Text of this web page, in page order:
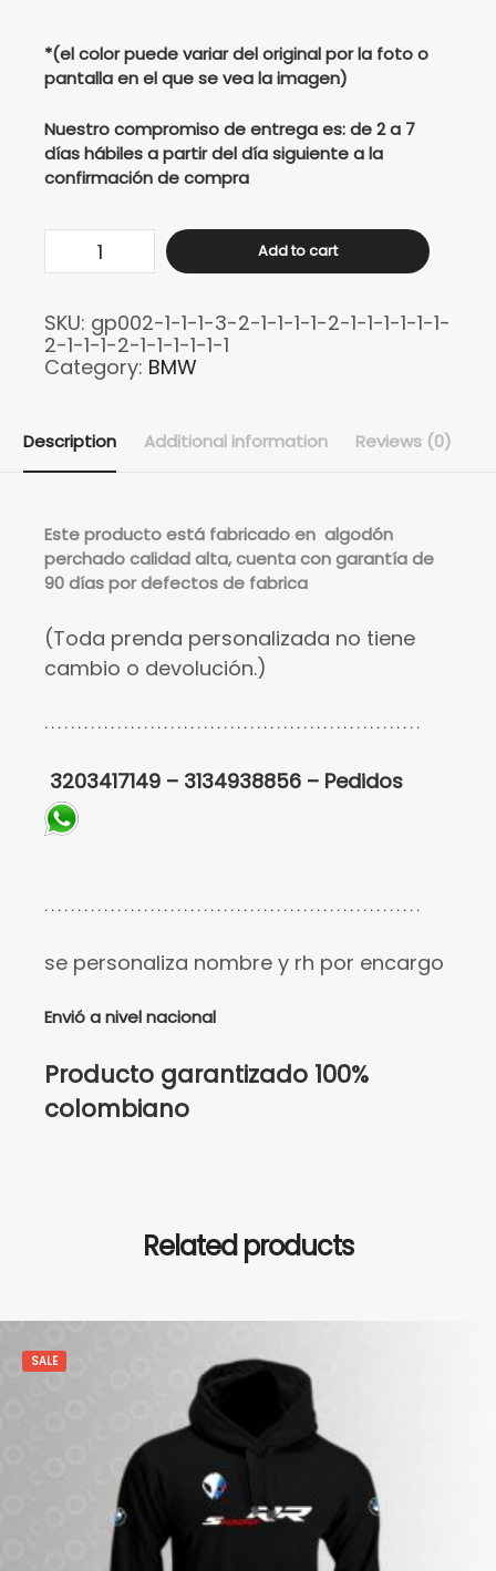
*(el color puede variar del original por la foto o
pantalla en el que se vea la imagen)
Nuestro compromiso de entrega es: de 2 a 7
días hábiles a partir del día siguiente a la
confirmación de compra
BMW
reflectivo
quantity
Add to cart
SKU: gp002-1-1-1-3-2-1-1-1-1-2-1-1-1-1-1-1-
2-1-1-1-2-1-1-1-1-1-1
Category: BMW
Description Additional information Reviews (0)
Esteproducto está fabricado en algodón
perchado calidad alta, cuenta con garantía de
90 días por defectos de fabrica
(Toda prenda personalizada no tiene
cambio o devolución.)
. . . . . . . . . . . . . . . . . . . . . . . . . . . . . . . . . . . . . . . . . . . . . . . . . . . . . . . . .
3203417149 – 3134938856 – Pedidos
. . . . . . . . . . . . . . . . . . . . . . . . . . . . . . . . . . . . . . . . . . . . . . . . . . . . . . . . .
se personaliza nombre y rh por encargo
Envió a nivel nacional
Producto garantizado 100%
colombiano
Related products
SALE